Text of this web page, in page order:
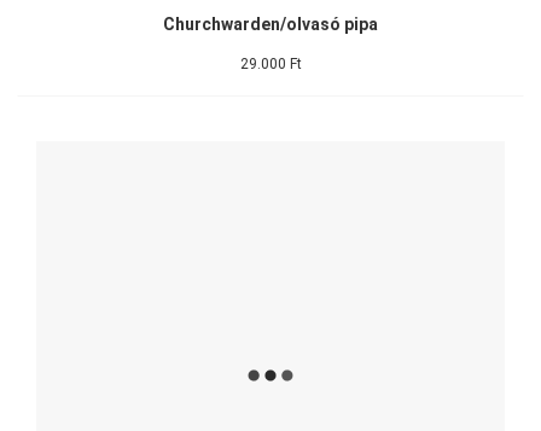
Churchwarden/olvasó pipa
29.000 Ft